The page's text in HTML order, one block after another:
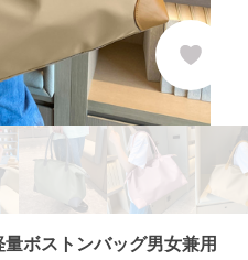
ボストンバッグ男女兼用